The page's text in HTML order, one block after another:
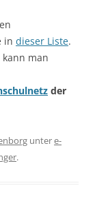
in dieser Liste.
man
der
untere-
.